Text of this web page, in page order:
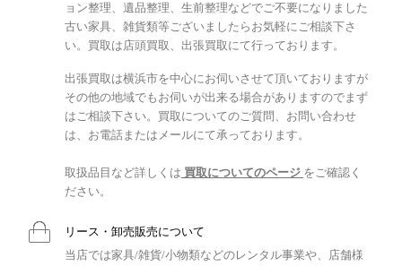
ョン整理、遺品整理、生前整理などでご不要になりました
古い家具、雑貨類等ございましたらお気軽にご相談下さ
い。買取は店頭買取、出張買取にて行っております。
出張買取は横浜市を中心にお伺いさせて頂いておりますが
その他の地域でもお伺いが出来る場合がありますのでまず
はご相談下さい。買取についてのご質問、お問い合わせ
は、お電話またはメールにて承っております。
取扱品目など詳しくは 買取についてのページ をご確認く
ださい。
リース・卸売販売について
当店では家具/雑貨/小物類などのレンタル事業や、店舗様